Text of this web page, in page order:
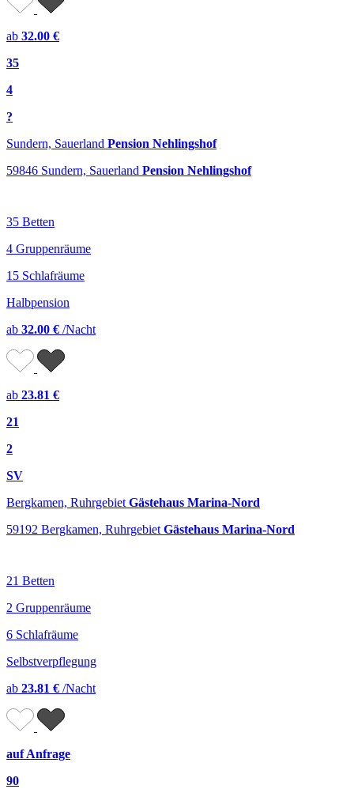
ab 32.00 €
35
4
?
Sundern, Sauerland Pension Nehlingshof
59846 Sundern, Sauerland Pension Nehlingshof
35 Betten
4 Gruppenräume
15 Schlafräume
Halbpension
ab 32.00 € /Nacht
ab 23.81 €
21
2
SV
Bergkamen, Ruhrgebiet Gästehaus Marina-Nord
59192 Bergkamen, Ruhrgebiet Gästehaus Marina-Nord
21 Betten
2 Gruppenräume
6 Schlafräume
Selbstverpflegung
ab 23.81 € /Nacht
auf Anfrage
90